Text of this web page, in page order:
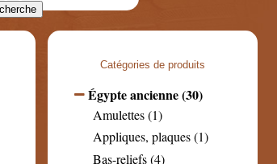
Catégories de produits
Égypte ancienne (30)
Amulettes (1)
Appliques, plaques (1)
Bas-reliefs (4)